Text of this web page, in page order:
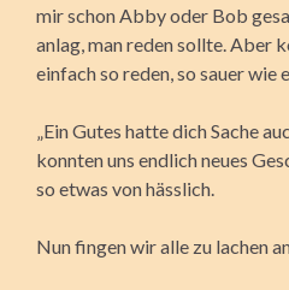
mir schon Abby oder Bob
anlag, man reden sollte. Aber
einfach so reden, so sauer wie
„Ein Gutes hatte dich Sache
konnten uns endlich neues
so etwas von hässlich.
Nun fingen wir alle zu lachen